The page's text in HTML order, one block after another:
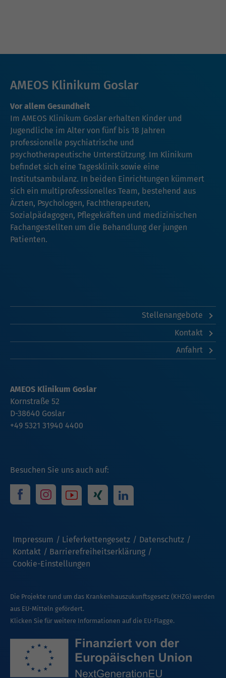
AMEOS Klinikum Goslar
Vor allem Gesundheit
Im AMEOS Klinikum Goslar erhalten Kinder und
Jugendliche im Alter von fünf bis 18 Jahren
professionelle psychiatrische und
psychotherapeutische Unterstützung. Im Klinikum
befindet sich eine Tagesklinik sowie eine
Institutsambulanz. In beiden Einrichtungen kümmert
sich ein multiprofessionelles Team, bestehend aus
Ärzten, Psychologen, Fachtherapeuten,
Sozialpädagogen, Pflegekräften und medizinischen
Fachangestellten um die Behandlung der jungen
Patienten.
Stellenangebote
Kontakt
Anfahrt
Besuchen Sie uns auch auf:
Impressum Lieferkettengesetz
Datenschutz
Kontakt
Barrierefreiheitserklärung
Cookie-Einstellungen
AMEOS Klinikum Goslar
Kornstraße 52
D-38640 Goslar
+49 5321 31940 4400
Die Projekte rund um das Krankenhauszukunftsgesetz (KHZG) werden
aus EU-Mitteln gefördert.
Klicken Sie für weitere Informationen auf die EU-Flagge.